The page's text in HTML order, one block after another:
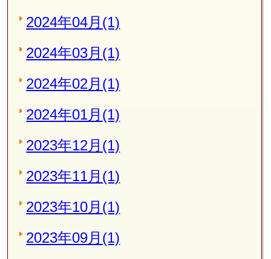
2024年04月(1)
2024年03月(1)
2024年02月(1)
2024年01月(1)
2023年12月(1)
2023年11月(1)
2023年10月(1)
2023年09月(1)